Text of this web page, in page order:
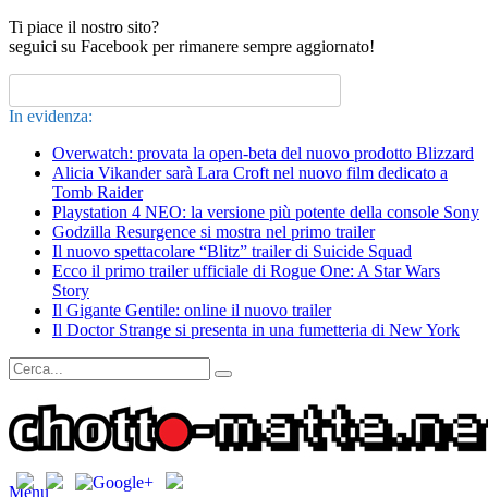
Ti piace il nostro sito?
seguici su Facebook per rimanere sempre aggiornato!
In evidenza:
Overwatch: provata la open-beta del nuovo prodotto Blizzard
Alicia Vikander sarà Lara Croft nel nuovo film dedicato a
Tomb Raider
Playstation 4 NEO: la versione più potente della console Sony
Godzilla Resurgence si mostra nel primo trailer
Il nuovo spettacolare “Blitz” trailer di Suicide Squad
Ecco il primo trailer ufficiale di Rogue One: A Star Wars
Story
Il Gigante Gentile: online il nuovo trailer
Il Doctor Strange si presenta in una fumetteria di New York
Menu